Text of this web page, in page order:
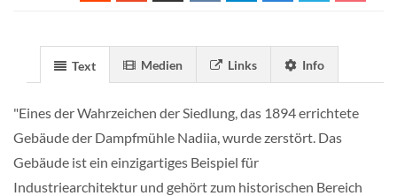
Text Medien Links Info
"Eines der Wahrzeichen der Siedlung, das 1894 errichtete
Gebäude der Dampfmühle Nadiia, wurde zerstört. Das
Gebäude ist ein einzigartiges Beispiel für
Industriearchitektur und gehört zum historischen Bereich